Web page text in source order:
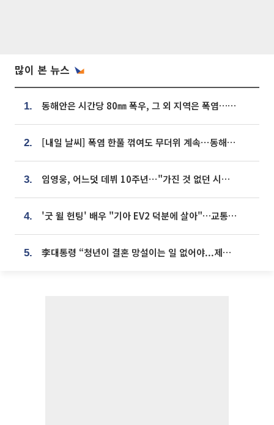
많이 본 뉴스
1. 동해안은 시간당 80㎜ 폭우, 그 외 지역은 폭염…‘극과 극 날씨’
2. [내일 날씨] 폭염 한풀 꺾여도 무더위 계속⋯동해안 이틀 연속 비
3. 임영웅, 어느덧 데뷔 10주년⋯"가진 것 없던 시절, 내 앞엔 20명의 팬뿐"
4. '굿 윌 헌팅' 배우 "기아 EV2 덕분에 살아"…교통사고 후 안전성 극찬
5. 李대통령 “청년이 결혼 망설이는 일 없어야...제도상 불이익 조사”